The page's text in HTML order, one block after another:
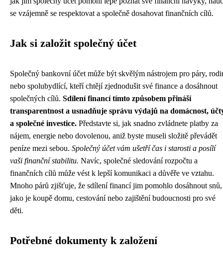
se vzájemně se respektovat a společně dosahovat finančních cílů.
Jak si založit společný účet
Společný bankovní účet může být skvělým nástrojem pro páry,
nebo spolubydlící, kteří chtějí zjednodušit své finance a dosáhnout
společných cílů. Sdílení financí tímto způsobem přináší
transparentnost a usnadňuje správu výdajů na domácnost,
a společné investice. Představte si, jak snadno zvládnete platby za
nájem, energie nebo dovolenou, aniž byste museli složitě převádět
peníze mezi sebou. Společný účet vám ušetří čas i starosti a posílí
vaši finanční stabilitu. Navíc, společné sledování rozpočtu a
finančních cílů může vést k lepší komunikaci a důvěře ve vztahu.
Mnoho párů zjišťuje, že sdílení financí jim pomohlo dosáhnout snů,
jako je koupě domu, cestování nebo zajištění budoucnosti pro své
děti.
Potřebné dokumenty k založení